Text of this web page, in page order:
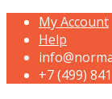
My Account
Help
+7 (499)